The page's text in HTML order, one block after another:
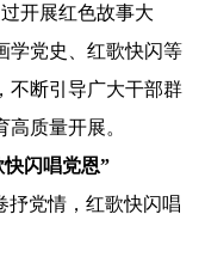
开展红色故事大
学党史、红歌快闪等
不断引导广大干部群
质量开展。
闪唱党恩”
抒党情，红歌快闪唱